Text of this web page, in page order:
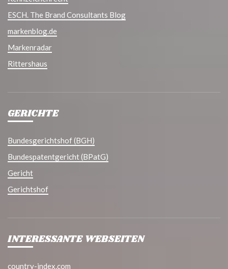
ESCH. The Brand Consultants Blog
markenblog.de
Markenradar
Rittershaus
GERICHTE
Bundesgerichtshof (BGH)
Bundespatentgericht (BPatG)
Gericht
Gerichtshof
INTERESSANTE WEBSEITEN
country-index.com